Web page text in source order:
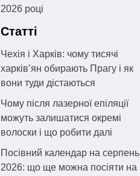
2026 році
Статті
Чехія і Харків: чому тисячі
харків’ян обирають Прагу і як
вони туди дістаються
Чому після лазерної епіляції
можуть залишатися окремі
волоски і що робити далі
Посівний календар на серпень
2026: що ще можна посіяти на